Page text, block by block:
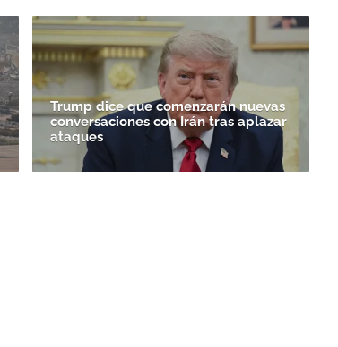
Trump dice que comenzarán nuevas
conversaciones con Irán tras aplazar
ataques